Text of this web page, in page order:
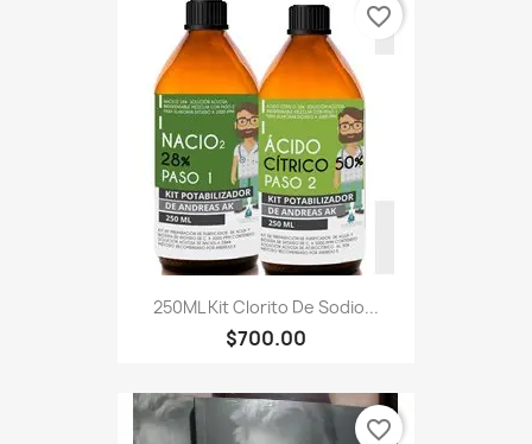
250ML Kit Clorito De Sodio...
$700.00
favorite_border
favorite_border